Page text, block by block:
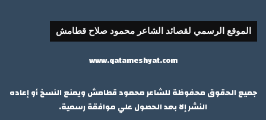
الموقع الرسمي لقصائد الشاعر محمود صلاح قطامش
www.qatameshyat.com
جميع الحقوق محفوظة للشاعر محمود قطامش ويمنع النسخ أو إعاده
النشر إلا بعد الحصول علي موافقة رسمية.